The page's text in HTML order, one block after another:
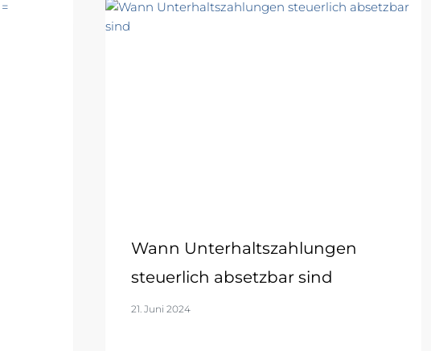
Wann Unterhaltszahlungen
steuerlich absetzbar sind
21. Juni 2024